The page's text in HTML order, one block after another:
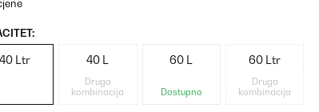
40 Ltr 40 L
Druga
kombinacija
60 L
Dostupno
60 Ltr
Druga
kombinacija